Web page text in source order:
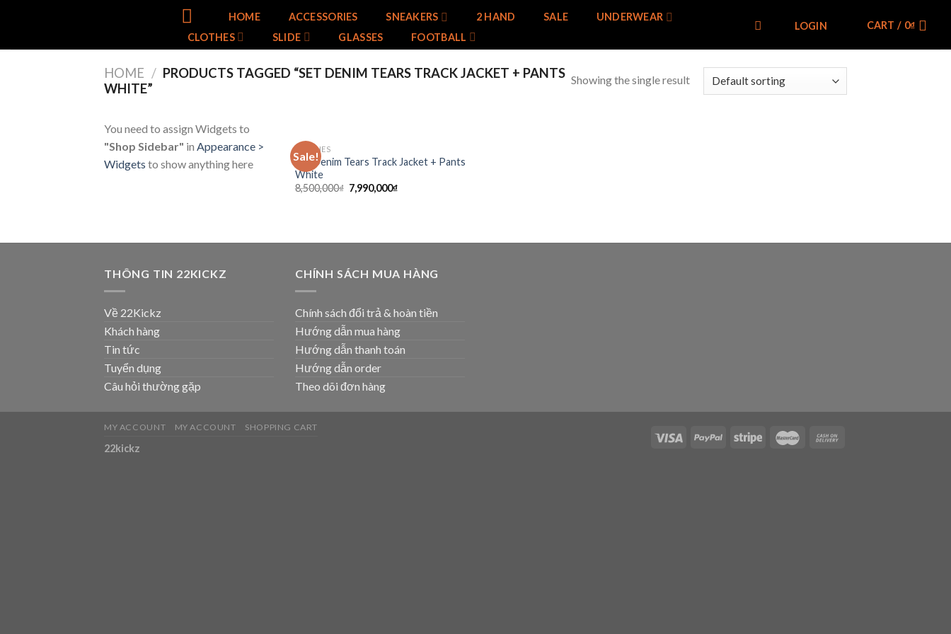
HOME ACCESSORIES SNEAKERS 2 HAND SALE
UNDERWEAR
CLOTHES
SLIDE GLASSES FOOTBALL
LOGIN CART / 0₫
HOME / PRODUCTS TAGGED “SET DENIM TEARS TRACK JACKET + PANTS
WHITE”
Showing the single result
You need to assign Widgets to
"Shop Sidebar" in Appearance >
Widgets to show anything here
Sale!
Add to
wishlist
CLOTHES
Set Denim Tears Track Jacket + Pants
White
8,500,000₫ 7,990,000₫
THÔNG TIN 22KICKZ
Về 22Kickz
Khách hàng
Tin tức
Tuyển dụng
Câu hỏi thường gặp
CHÍNH SÁCH MUA HÀNG
Chính sách đổi trả & hoàn tiền
Hướng dẫn mua hàng
Hướng dẫn thanh toán
Hướng dẫn order
Theo dõi đơn hàng
MY ACCOUNT MY ACCOUNT SHOPPING CART
22kickz